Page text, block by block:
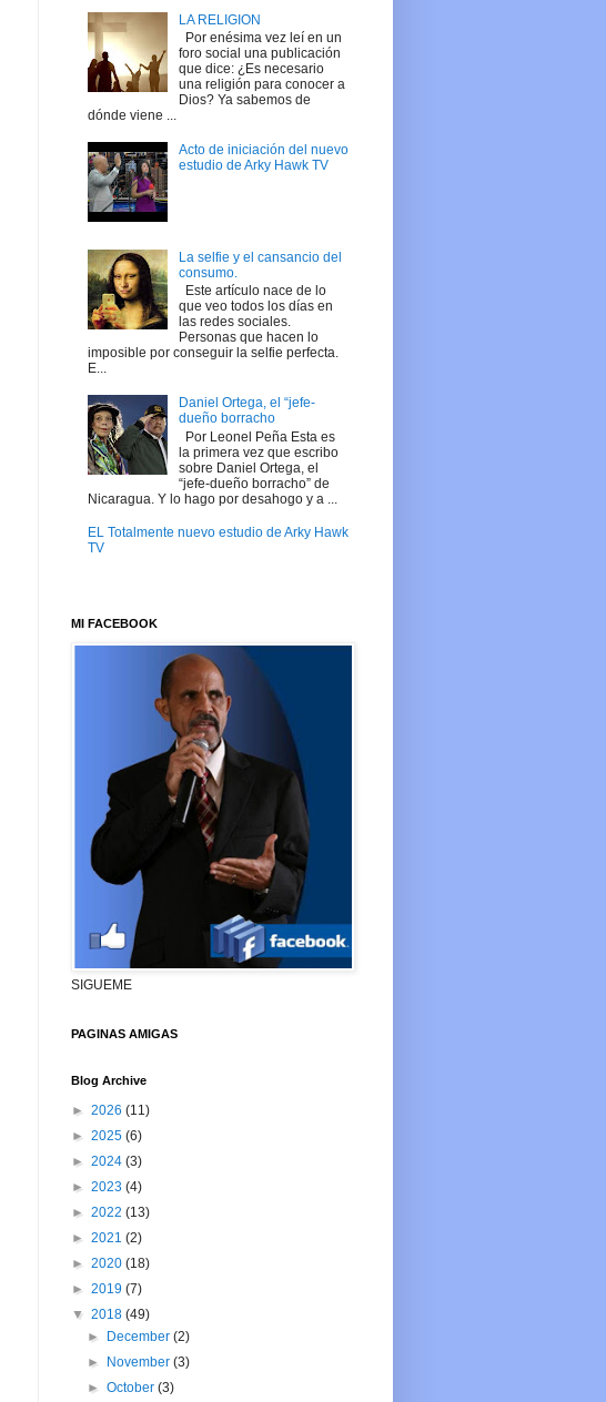
LA RELIGION
Por enésima vez leí en un
foro social una publicación
que dice: ¿Es necesario
una religión para conocer a
Dios? Ya sabemos de
dónde viene ...
Acto de iniciación del nuevo
estudio de Arky Hawk TV
La selfie y el cansancio del
consumo.
Este artículo nace de lo
que veo todos los días en
las redes sociales.
Personas que hacen lo
imposible por conseguir la selfie perfecta.
E...
Daniel Ortega, el “jefe-
dueño borracho
Por Leonel Peña Esta es
la primera vez que escribo
sobre Daniel Ortega, el
“jefe-dueño borracho” de
Nicaragua. Y lo hago por desahogo y a ...
EL Totalmente nuevo estudio de Arky Hawk
TV
MI FACEBOOK
SIGUEME
PAGINAS AMIGAS
Blog Archive
► 2026 (11)
► 2025 (6)
► 2024 (3)
► 2023 (4)
► 2022 (13)
► 2021 (2)
► 2020 (18)
► 2019 (7)
▼ 2018 (49)
►
December(2)
►
November(3)
►October(3)